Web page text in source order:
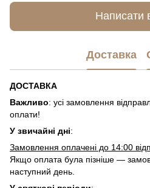
Написати
Доставка
ДОСТАВКА
Важливо: усі замовлення
оплати!
У звичайні дні:
Замовлення оплачені до 14:00
Якщо оплата була пізніше —
наступний день.